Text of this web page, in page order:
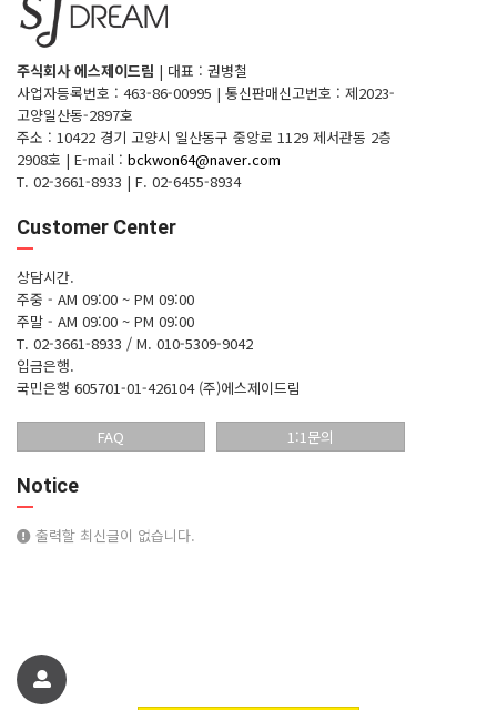
주식회사 에스제이드림 | 대표 : 권병철
사업자등록번호 : 463-86-00995 | 통신판매신고번호 : 제2023-
고양일산동-2897호
주소 : 10422 경기 고양시 일산동구 중앙로 1129 제서관동 2층
2908호 | E-mail : bckwon64@naver.com
T. 02-3661-8933 | F. 02-6455-8934
Customer Center
상담시간.
주중 - AM 09:00 ~ PM 09:00
주말 - AM 09:00 ~ PM 09:00
T. 02-3661-8933 / M. 010-5309-9042
입금은행.
국민은행 605701-01-426104 (주)에스제이드림
FAQ 1:1문의
Notice
출력할 최신글이 없습니다.